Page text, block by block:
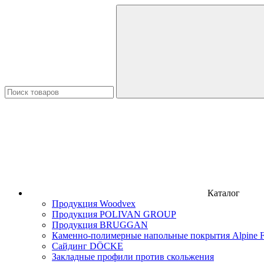
Каталог
Продукция Woodvex
Продукция POLIVAN GROUP
Продукция BRUGGAN
Каменно-полимерные напольные покрытия Alpine
Сайдинг DÖCKE
Закладные профили против скольжения